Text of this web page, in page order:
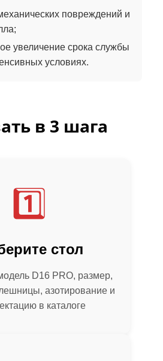
повреждений и
увеличение срока службы
условиях.
в 3 шага
1️⃣
стол
D16 PRO, размер,
азотирование и
в каталоге